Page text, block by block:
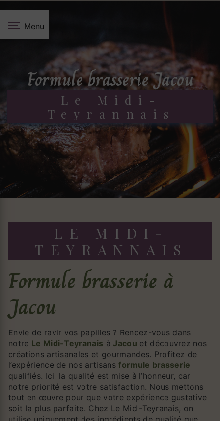
Menu
formule brasserie Jacou
Le Midi-
Teyrannais
LE MIDI-
TEYRANNAIS
formule brasserie à
Jacou
Envie de ravir vos papilles ? Rendez-vous dans
notre Le Midi-Teyranais àJacou et découvrez nos
créations artisanales et gourmandes. Profitez de
l’expérience de nos artisansformule brasserie
qualifiés. Ici, la qualité est mise à l’honneur, car
notre priorité est votre satisfaction. Nous mettons
tout en œuvre pour que votre expérience gustative
soit la plus parfaite. Chez Le Midi-Teyranais, on
utilise uniquement des ingrédients de qualité que